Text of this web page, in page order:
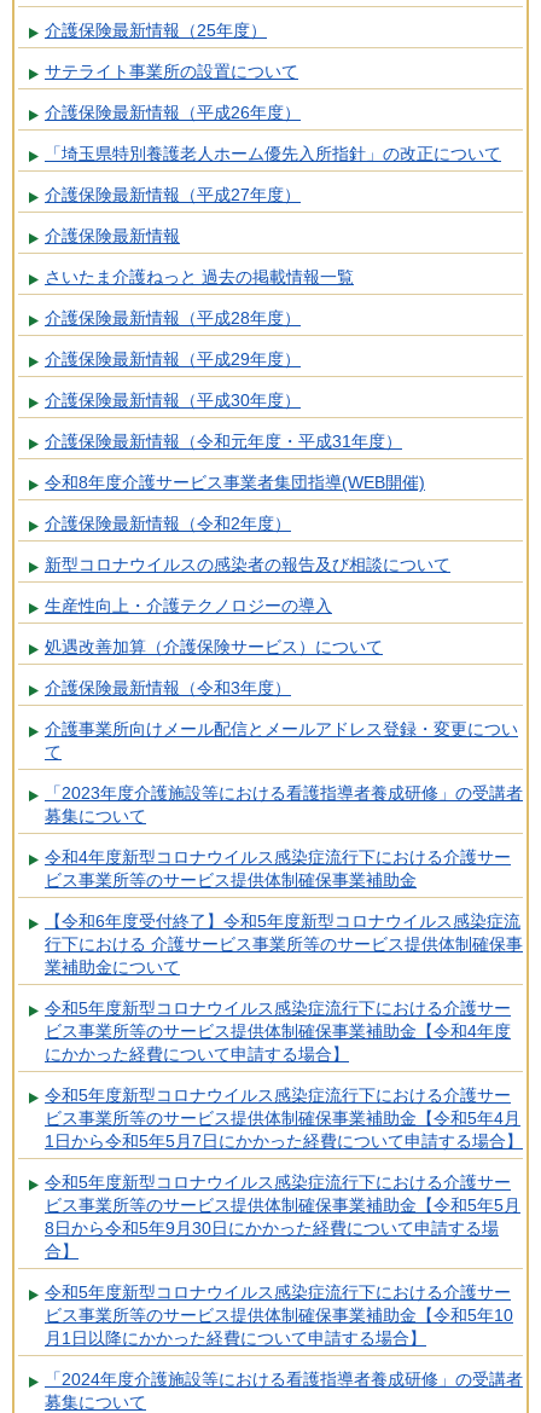
介護保険最新情報（25年度）
サテライト事業所の設置について
介護保険最新情報（平成26年度）
「埼玉県特別養護老人ホーム優先入所指針」の改正について
介護保険最新情報（平成27年度）
介護保険最新情報
さいたま介護ねっと 過去の掲載情報一覧
介護保険最新情報（平成28年度）
介護保険最新情報（平成29年度）
介護保険最新情報（平成30年度）
介護保険最新情報（令和元年度・平成31年度）
令和8年度介護サービス事業者集団指導(WEB開催)
介護保険最新情報（令和2年度）
新型コロナウイルスの感染者の報告及び相談について
生産性向上・介護テクノロジーの導入
処遇改善加算（介護保険サービス）について
介護保険最新情報（令和3年度）
介護事業所向けメール配信とメールアドレス登録・変更につい
て
「2023年度介護施設等における看護指導者養成研修」の受講者
募集について
令和4年度新型コロナウイルス感染症流行下における介護サー
ビス事業所等のサービス提供体制確保事業補助金
【令和6年度受付終了】令和5年度新型コロナウイルス感染症流
行下における 介護サービス事業所等のサービス提供体制確保事
業補助金について
令和5年度新型コロナウイルス感染症流行下における介護サー
ビス事業所等のサービス提供体制確保事業補助金【令和4年度
にかかった経費について申請する場合】
令和5年度新型コロナウイルス感染症流行下における介護サー
ビス事業所等のサービス提供体制確保事業補助金【令和5年4月
1日から令和5年5月7日にかかった経費について申請する場合】
令和5年度新型コロナウイルス感染症流行下における介護サー
ビス事業所等のサービス提供体制確保事業補助金【令和5年5月
8日から令和5年9月30日にかかった経費について申請する場
合】
令和5年度新型コロナウイルス感染症流行下における介護サー
ビス事業所等のサービス提供体制確保事業補助金【令和5年10
月1日以降にかかった経費について申請する場合】
「2024年度介護施設等における看護指導者養成研修」の受講者
募集について